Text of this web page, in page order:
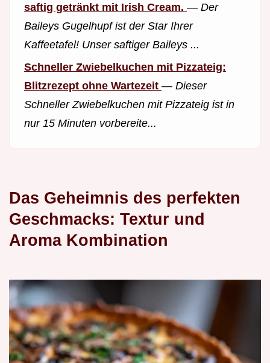
saftig getränkt mit Irish Cream. — Der
Baileys Gugelhupf ist der Star Ihrer
Kaffeetafel! Unser saftiger Baileys ...
Schneller Zwiebelkuchen mit Pizzateig:
Blitzrezept ohne Wartezeit — Dieser
Schneller Zwiebelkuchen mit Pizzateig ist in
nur 15 Minuten vorbereite...
Das Geheimnis des perfekten
Geschmacks: Textur und
Aroma Kombination